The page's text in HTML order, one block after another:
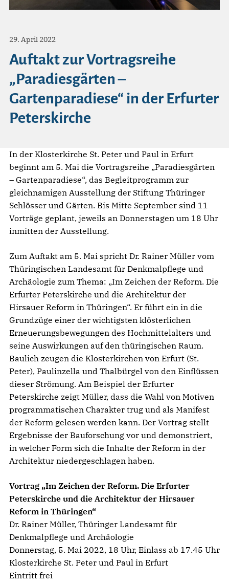
29. April 2022
Auftakt zur Vortragsreihe
„Paradiesgärten –
Gartenparadiese“ in der Erfurter
Peterskirche
In der Klosterkirche St. Peter und Paul in Erfurt
beginnt am 5. Mai die Vortragsreihe „Paradiesgärten
– Gartenparadiese“, das Begleitprogramm zur
gleichnamigen Ausstellung der Stiftung Thüringer
Schlösser und Gärten. Bis Mitte September sind 11
Vorträge geplant, jeweils an Donnerstagen um 18 Uhr
inmitten der Ausstellung.
Zum Auftakt am 5. Mai spricht Dr. Rainer Müller vom
Thüringischen Landesamt für Denkmalpflege und
Archäologie zum Thema: „Im Zeichen der Reform. Die
Erfurter Peterskirche und die Architektur der
Hirsauer Reform in Thüringen“. Er führt ein in die
Grundzüge einer der wichtigsten klösterlichen
Erneuerungsbewegungen des Hochmittelalters und
seine Auswirkungen auf den thüringischen Raum.
Baulich zeugen die Klosterkirchen von Erfurt (St.
Peter), Paulinzella und Thalbürgel von den Einflüssen
dieser Strömung. Am Beispiel der Erfurter
Peterskirche zeigt Müller, dass die Wahl von Motiven
programmatischen Charakter trug und als Manifest
der Reform gelesen werden kann. Der Vortrag stellt
Ergebnisse der Bauforschung vor und demonstriert,
in welcher Form sich die Inhalte der Reform in der
Architektur niedergeschlagen haben.
Vortrag „Im Zeichen der Reform. Die Erfurter
Peterskirche und die Architektur der Hirsauer
Reform in Thüringen“
Dr. Rainer Müller, Thüringer Landesamt für
Denkmalpflege und Archäologie
Donnerstag, 5. Mai 2022, 18 Uhr, Einlass ab 17.45 Uhr
Klosterkirche St. Peter und Paul in Erfurt
Eintritt frei